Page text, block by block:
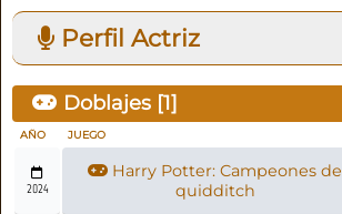
Perfil Actriz
Doblajes [1]
AÑO JUEGO
2024
Harry Potter: Campeones de
quidditch